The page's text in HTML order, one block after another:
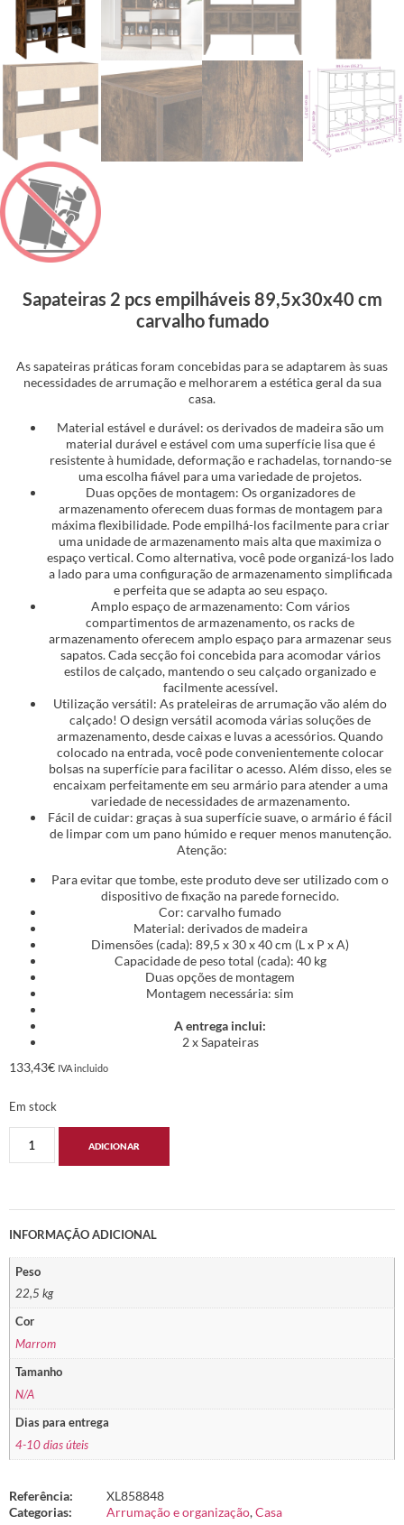
Sapateiras 2 pcs empilháveis 89,5x30x40 cm
carvalho fumado
As sapateiras práticas foram concebidas para se adaptarem às suas
necessidades de arrumação e melhorarem a estética geral da sua
casa.
Material estável e durável: os derivados de madeira são um
material durável e estável com uma superfície lisa que é
resistente à humidade, deformação e rachadelas, tornando-se
uma escolha fiável para uma variedade de projetos.
Duas opções de montagem: Os organizadores de
armazenamento oferecem duas formas de montagem para
máxima flexibilidade. Pode empilhá-los facilmente para criar
uma unidade de armazenamento mais alta que maximiza o
espaço vertical. Como alternativa, você pode organizá-los lado
a lado para uma configuração de armazenamento simplificada
e perfeita que se adapta ao seu espaço.
Amplo espaço de armazenamento: Com vários
compartimentos de armazenamento, os racks de
armazenamento oferecem amplo espaço para armazenar seus
sapatos. Cada secção foi concebida para acomodar vários
estilos de calçado, mantendo o seu calçado organizado e
facilmente acessível.
Utilização versátil: As prateleiras de arrumação vão além do
calçado! O design versátil acomoda várias soluções de
armazenamento, desde caixas e luvas a acessórios. Quando
colocado na entrada, você pode convenientemente colocar
bolsas na superfície para facilitar o acesso. Além disso, eles se
encaixam perfeitamente em seu armário para atender a uma
variedade de necessidades de armazenamento.
Fácil de cuidar: graças à sua superfície suave, o armário é fácil
de limpar com um pano húmido e requer menos manutenção.
Atenção:
Para evitar que tombe, este produto deve ser utilizado com o
dispositivo de fixação na parede fornecido.
Cor: carvalho fumado
Material: derivados de madeira
Dimensões (cada): 89,5 x 30 x 40 cm (L x P x A)
Capacidade de peso total (cada): 40 kg
Duas opções de montagem
Montagem necessária: sim
A entrega inclui:
2 x Sapateiras
133,43€ IVA incluido
Em stock
ADICIONAR
INFORMAÇÃO ADICIONAL
Peso
22,5 kg
Cor
Marrom
Tamanho
N/A
Dias para entrega
4-10 dias úteis
Referência:
XL858848
Categorias:
Arrumação e organização,Casa